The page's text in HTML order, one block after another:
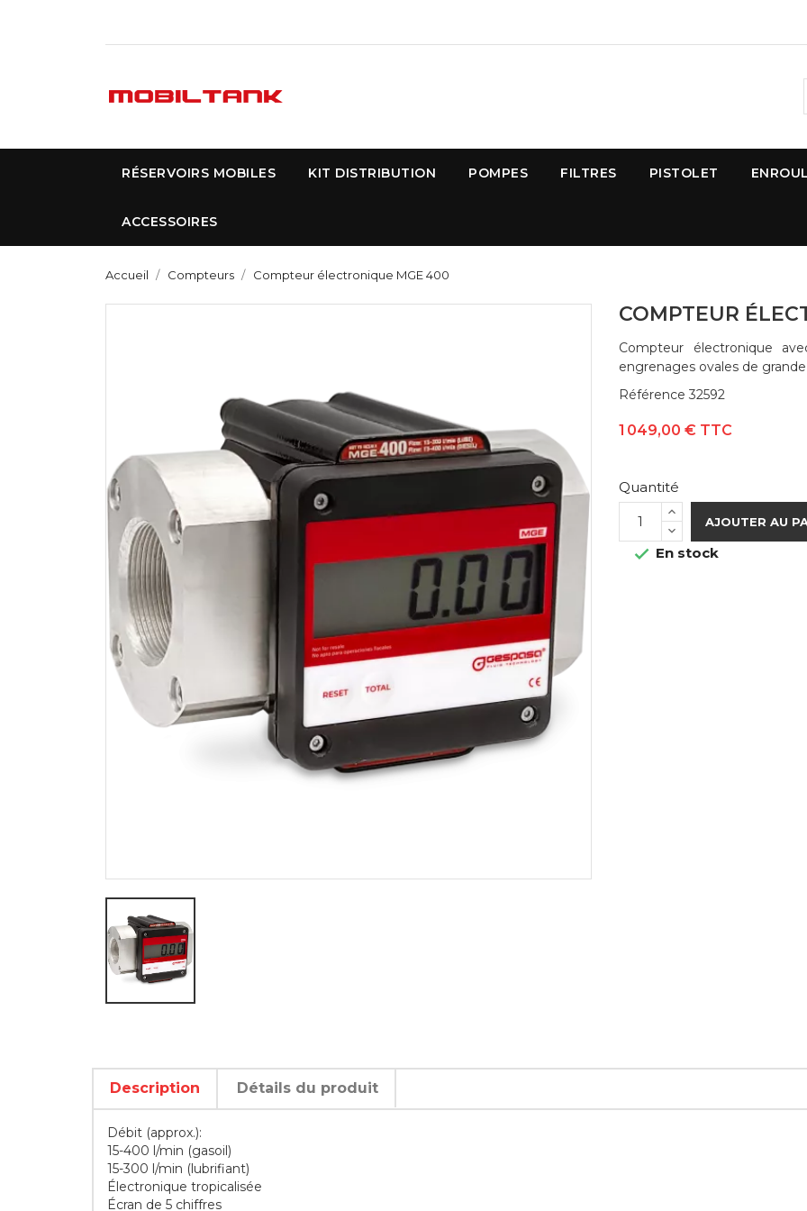
RÉSERVOIRS MOBILES KIT DISTRIBUTION POMPES FILTRES PISTOLET
ACCESSOIRES
Accueil Compteurs Compteur électronique MGE 400
COMPTEUR
Compteur électronique
engrenages ovales de
Référence 32592
1 049,00 € TTC
Quantité
AJOUTER AU
 En stock
Description Détails du produit
Débit (approx.):
15-400 l/min (gasoil)
15-300 l/min (lubrifiant)
Électronique tropicalisée
Écran de 5 chiffres